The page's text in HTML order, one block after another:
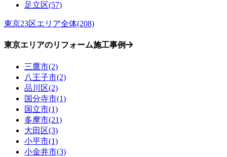
足立区(57)
東京23区エリア全体(208)
東京エリアのリフォーム施工事例
三鷹市(2)
八王子市(2)
品川区(2)
国分寺市(1)
国立市(1)
多摩市(21)
大田区(3)
小平市(1)
小金井市(3)